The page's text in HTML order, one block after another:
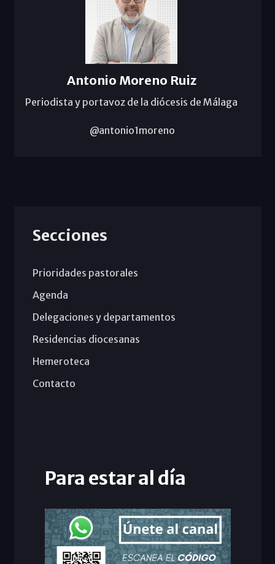
Antonio Moreno Ruiz
Periodista y portavoz de la diócesis de Málaga
@antonio1moreno
Secciones
Prioridades pastorales
Agenda
Delegaciones y departamentos
Residencias diocesanas
Hemeroteca
Contacto
Para estar al día